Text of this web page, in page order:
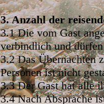
3. Anzahl der
3.1 Die vom Gast
verbindlich und
3.2 Das Übernachten
Personen ist nicht
3.3 Der Gast hat alle
3.4 Nach Absprache